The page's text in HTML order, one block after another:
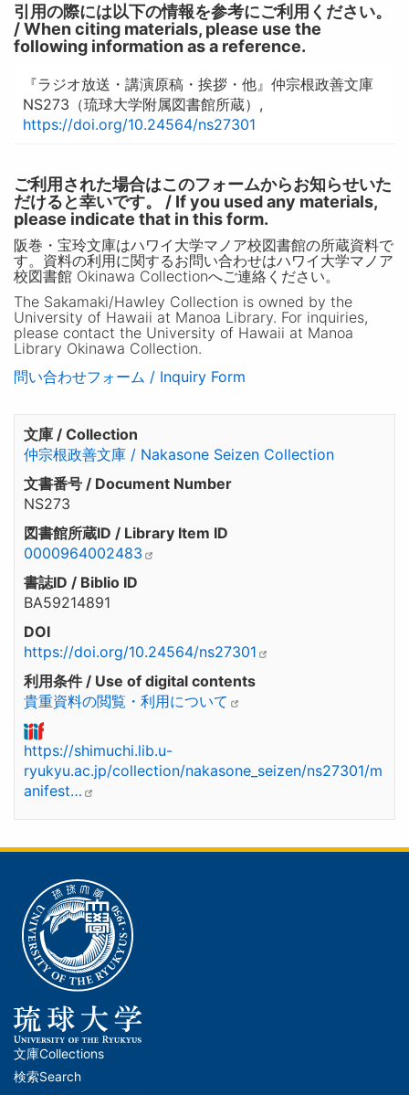
引用の際には以下の情報を参考にご利用ください。
/ When citing materials, please use the
following information as a reference.
『ラジオ放送・講演原稿・挨拶・他』仲宗根政善文庫
NS273（琉球大学附属図書館所蔵）,
https://doi.org/10.24564/ns27301
ご利用された場合はこのフォームからお知らせいた
だけると幸いです。 / If you used any materials,
please indicate that in this form.
阪巻・宝玲文庫はハワイ大学マノア校図書館の所蔵資料で
す。資料の利用に関するお問い合わせはハワイ大学マノア
校図書館 Okinawa Collectionへご連絡ください。
The Sakamaki/Hawley Collection is owned by the
University of Hawaii at Manoa Library. For inquiries,
please contact the University of Hawaii at Manoa
Library Okinawa Collection.
問い合わせフォーム / Inquiry Form
文庫 / Collection
仲宗根政善文庫 / Nakasone Seizen Collection
文書番号 / Document Number
NS273
図書館所蔵ID / Library Item ID
0000964002483
書誌ID / Biblio ID
BA59214891
DOI
https://doi.org/10.24564/ns27301
利用条件 / Use of digital contents
貴重資料の閲覧・利用について
https://shimuchi.lib.u-
ryukyu.ac.jp/collection/nakasone_seizen/ns27301/m
anifest…
メ
文庫Collections
検索Search